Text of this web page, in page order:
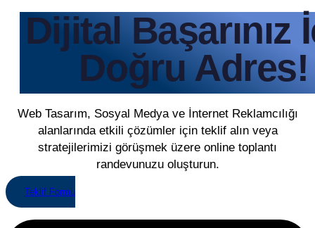
Dijital Başarınız
Doğru Adres!
Web Tasarım, Sosyal Medya ve İnternet Reklamcılığı
alanlarında etkili çözümler için teklif alın veya
stratejilerimizi görüşmek üzere online toplantı
randevunuzu oluşturun.
Teklif Formu